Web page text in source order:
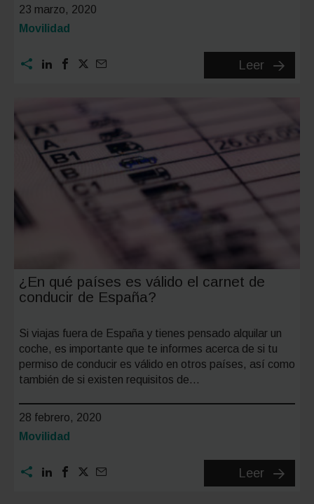
23 marzo, 2020
Categoría:
Movilidad
Leer
y
cuales
sus
¿En qué países es válido el carnet de
conducir de España?
Si viajas fuera de España y tienes pensado alquilar un
coche, es importante que te informes acerca de si tu
permiso de conducir es válido en otros países, así como
también de si existen requisitos de…
28 febrero, 2020
Categoría:
Movilidad
Leer
¿En